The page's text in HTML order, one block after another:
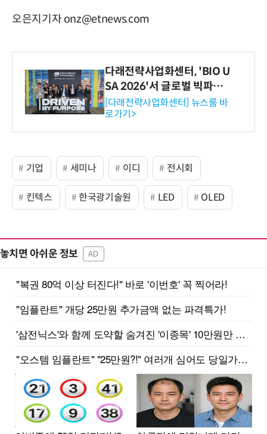
오은지기자 onz@etnews.com
다래전략사업화센터, 'BIO U
SA 2026'서 글로벌 빅파마
와의 비즈니스 미팅 지원…K
-바이오 해외 진출 교두보 확
보
[다래전략사업화센터] 뉴스룸 바
로가기>
기업 세미나 이디 전시회
킨텍스 한국광기술원 LED OLED
놓치면 아쉬운 정보 AD